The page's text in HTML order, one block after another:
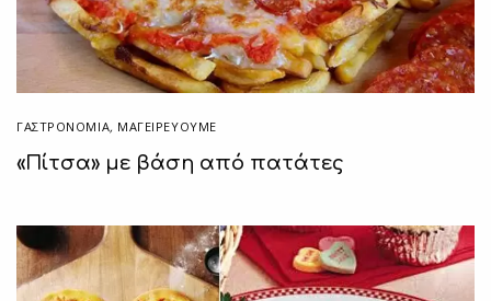
ΓΑΣΤΡΟΝΟΜΙΑ, ΜΑΓΕΙΡΕΎΟΥΜΕ
«Πίτσα» με βάση από πατάτες